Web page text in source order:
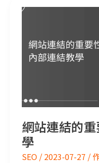
網站連結的
學
SEO / 2023-07-27 /
網站連結的重要性及內部連結教學